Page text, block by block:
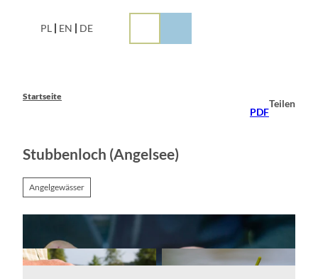
PL EN DE
Startseite
PDF
Teilen
Stubbenloch (Angelsee)
Angelgewässer